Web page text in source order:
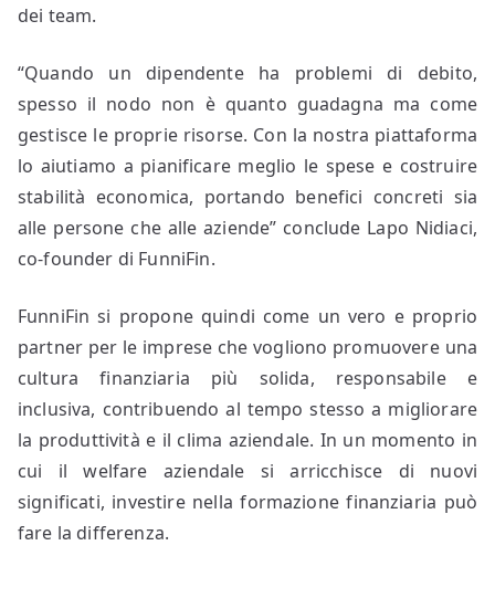
dei team.
“Quando un dipendente ha problemi di debito,
spesso il nodo non è quanto guadagna ma come
gestisce le proprie risorse. Con la nostra piattaforma
lo aiutiamo a pianificare meglio le spese e costruire
stabilità economica, portando benefici concreti sia
alle persone che alle aziende” conclude Lapo Nidiaci,
co-founder di FunniFin.
FunniFin si propone quindi come un vero e proprio
partner per le imprese che vogliono promuovere una
cultura finanziaria più solida, responsabile e
inclusiva, contribuendo al tempo stesso a migliorare
la produttività e il clima aziendale. In un momento in
cui il welfare aziendale si arricchisce di nuovi
significati, investire nella formazione finanziaria può
fare la differenza.